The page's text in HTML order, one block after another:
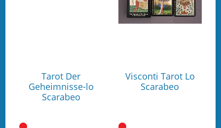
Tarot Der
Geheimnisse-lo
Scarabeo
Visconti Tarot Lo
Scarabeo